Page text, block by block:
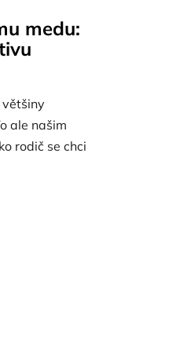
medu:
ale našim
rodič se chci